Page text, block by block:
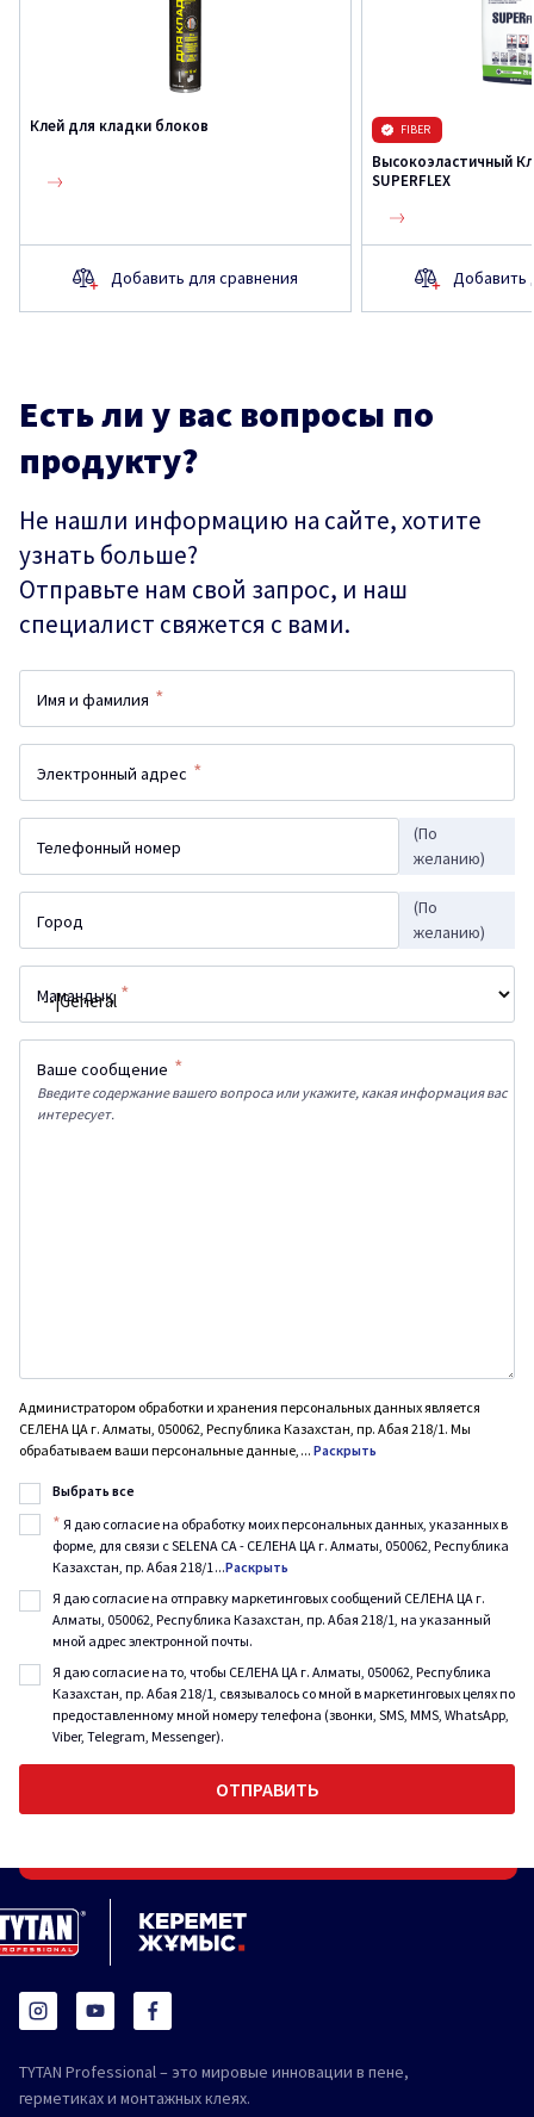
Клей для кладки блоков
Добавить для сравнения
FIBER
Высокоэластичный
SUPERFLEX
Добавить
Есть ли у вас вопросы по
продукту?
Не нашли информацию на сайте, хотите
узнать больше?
Отправьте нам свой запрос, и наш
специалист свяжется с вами.
Имя и фамилия *
Электронный адрес *
Телефонный номер
(По
желанию)
Город
(По
желанию)
Мамандық *
Ваше сообщение *
Введите содержание вашего вопроса или укажите, какая информация вас
интересует.
Администратором обработки и хранения персональных данных является
СЕЛЕНА ЦА г. Алматы, 050062, Республика Казахстан, пр. Абая 218/1. Мы
обрабатываем ваши персональные данные, ... Раскрыть
Выбрать все
* Я даю согласие на обработку моих персональных данных, указанных в
форме, для связи с SELENA CA - СЕЛЕНА ЦА г. Алматы, 050062, Республика
Казахстан, пр. Абая 218/1...Раскрыть
Я даю согласие на отправку маркетинговых сообщений СЕЛЕНА ЦА г.
Алматы, 050062, Республика Казахстан, пр. Абая 218/1, на указанный
мной адрес электронной почты.
Я даю согласие на то, чтобы СЕЛЕНА ЦА г. Алматы, 050062, Республика
Казахстан, пр. Абая 218/1, связывалось со мной в маркетинговых целях по
предоставленному мной номеру телефона (звонки, SMS, MMS, WhatsApp,
Viber, Telegram, Messenger).
TYTAN Professional – это мировые инновации в пене,
герметиках и монтажных клеях.